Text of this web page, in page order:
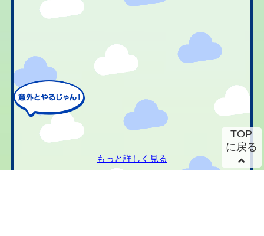
もっと詳しく見る
TOP
に戻る